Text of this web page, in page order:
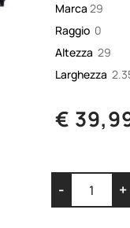
Marca 29
Raggio 0
Altezza 29
Larghezza
€